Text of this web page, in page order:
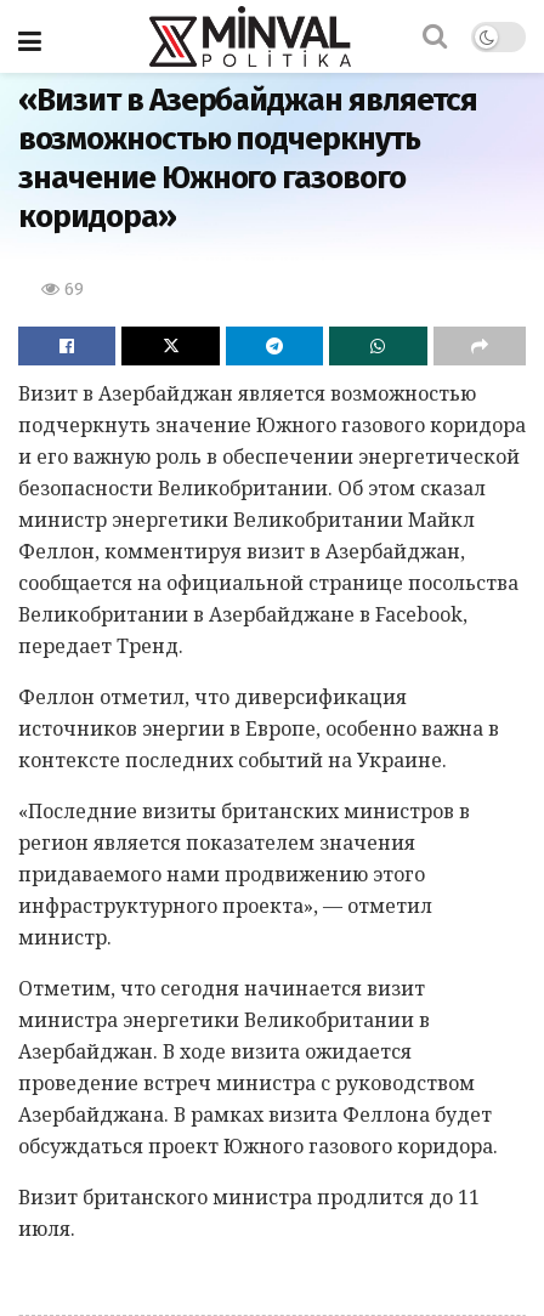
Главная
«Визит в Азербайджан является
возможностью подчеркнуть
значение Южного газового
коридора»
69
Визит в Азербайджан является возможностью
подчеркнуть значение Южного газового коридора
и его важную роль в обеспечении энергетической
безопасности Великобритании. Об этом сказал
министр энергетики Великобритании Майкл
Феллон, комментируя визит в Азербайджан,
сообщается на официальной странице посольства
Великобритании в Азербайджане в Facebook,
передает Тренд.
Феллон отметил, что диверсификация
источников энергии в Европе, особенно важна в
контексте последних событий на Украине.
«Последние визиты британских министров в
регион является показателем значения
придаваемого нами продвижению этого
инфраструктурного проекта», — отметил
министр.
Отметим, что сегодня начинается визит
министра энергетики Великобритании в
Азербайджан. В ходе визита ожидается
проведение встреч министра с руководством
Азербайджана. В рамках визита Феллона будет
обсуждаться проект Южного газового коридора.
Визит британского министра продлится до 11
июля.